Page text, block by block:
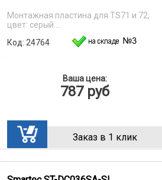
Монтажная пластина для TS71 и 72,
цвет: серый....
Код: 24764
Ваша цена:
787 руб
Заказ в 1 клик